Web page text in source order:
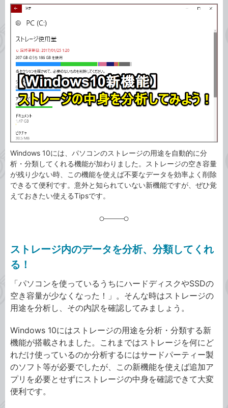
カ
テ
リ
事
タ
Windows 10には、パソコンのストレージの用途を自動的に分
析・分類してくれる機能が加わりました。ストレージの空き容量
が残り少ない時、この機能を使えば不要なデータを効率よく削除
できるて便利です。意外と知られていない新機能ですが、ぜひ覚
えておきたい使えるTipsです。
ストレージ内のデータを分析、分類してくれ
る！
「パソコンを使っているうちにハードディスクやSSDの
空き容量が少なくなった！」。そんな時はストレージの
用途を分析し、その内訳を確認してみましょう。
Windows 10にはストレージの用途を分析・分類する新
機能が搭載されました。これまではストレージを何にど
れだけ使っているのか分析するにはサードパーティー製
のソフト等が必要でしたが、この新機能を使えば追加ア
プリを必要とせずにストレージの中身を確認できて大変
便利です。